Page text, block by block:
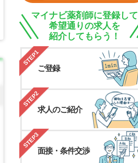
マイナビ薬剤師に登録して
希望通りの求人を
紹介してもらう！
STEP1
ご登録
STEP2
求人のご紹介
STEP3
面接・条件交渉